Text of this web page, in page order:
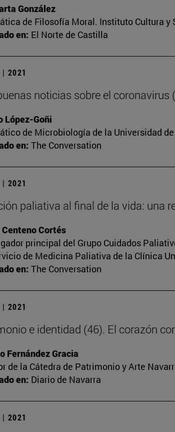
González
de Filosofía Moral. Instituto Cultura y
en: El Norte de Castilla
2021
noticias sobre el coronavirus
López-Goñi
de Microbiología de la Universidad
en: The Conversation
2021
paliativa al final de la vida: una
Cortés
principal del Grupo Cuidados
de Medicina Paliativa de la Clínica
en: The Conversation
2021
e identidad (46). El corazón
Fernández Gracia
de la Cátedra de Patrimonio y Arte
en: Diario de Navarra
2021